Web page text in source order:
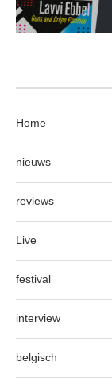
Home
nieuws
reviews
Live
festival
interview
belgisch